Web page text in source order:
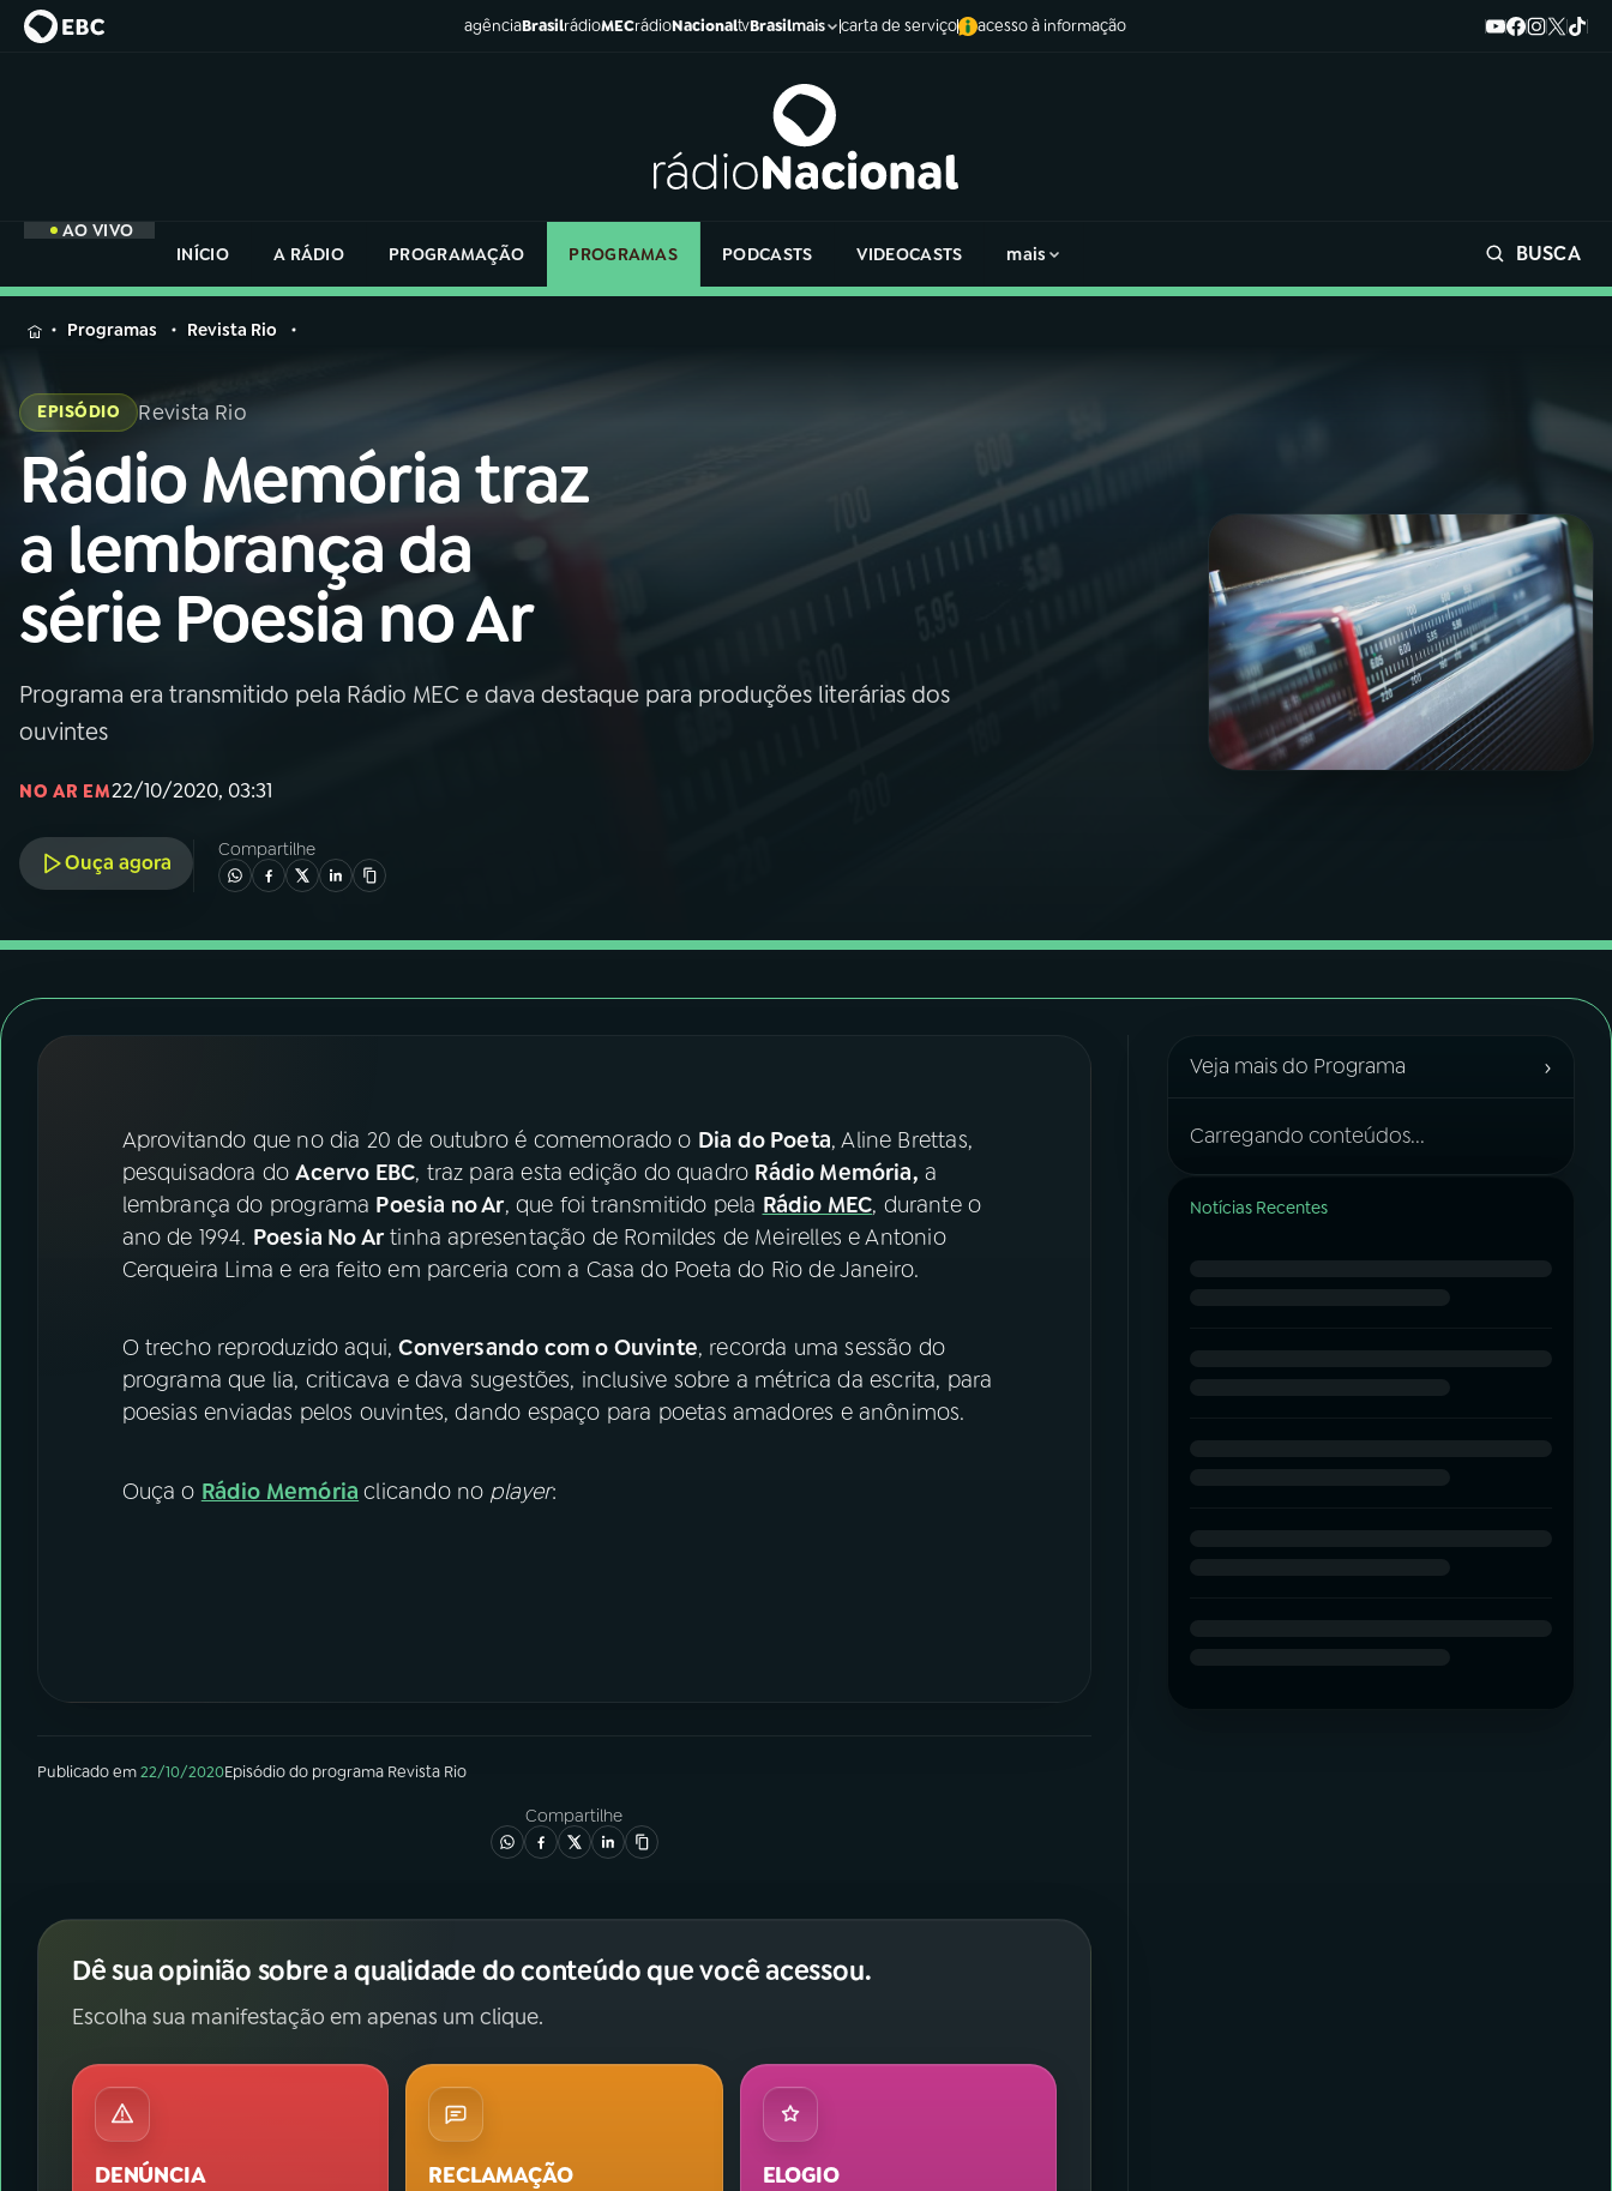
agênciaBrasilrádioMECrádioNacionaltvBrasilmais carta de serviço acesso à informação
AO VIVO
INÍCIO
A RÁDIO PROGRAMAÇÃO PROGRAMAS PODCASTS VIDEOCASTS mais BUSCA
MENU
Buscar
na
Rádio
Nacional
01INÍCIO
04PROGRAMAS
06VIDEOCASTS
FESTIVAL DE MÚSICA
ACOMPANHE A RÁDIO NACIONAL
Instagram X
na
Rádio
Nacional
Programas Revista Rio
EPISÓDIO Revista Rio
Rádio Memória traz
a lembrança da
série Poesia no Ar
Programa era transmitido pela Rádio MEC e dava destaque para produções literárias dos
ouvintes
NO AR EM22/10/2020, 03:31
Ouça agora
Compartilhe
Aprovitando que no dia 20 de outubro é comemorado o Dia do Poeta, Aline Brettas,
pesquisadora doAcervo EBC, traz para esta edição do quadro Rádio Memória, a
lembrança do programa Poesia no Ar, que foi transmitido pela Rádio MEC, durante o
ano de 1994. Poesia No Artinha apresentação de Romildes de Meirelles e Antonio
Cerqueira Lima e era feito em parceria com a Casa do Poeta do Rio de Janeiro.
O trecho reproduzido aqui,Conversando com o Ouvinte, recorda uma sessão do
programa que lia, criticava e dava sugestões, inclusive sobre a métrica da escrita, para
poesias enviadas pelos ouvintes, dando espaço para poetas amadores e anônimos.
Ouça o Rádio Memória clicando no player:
Publicado em22/10/2020Episódiodo programa Revista Rio
Compartilhe
Dê sua opinião sobre a qualidade do conteúdo que você acessou.
Escolha sua manifestação em apenas um clique.
DENÚNCIA RECLAMAÇÃO ELOGIO
Veja mais do Programa ›
Carregando conteúdos...
Notícias Recentes